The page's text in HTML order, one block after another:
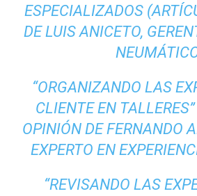
ESPECIALIZADOS
DE LUIS ANICETO,
“ORGANIZANDO LAS
CLIENTE EN
OPINIÓN DE FERNANDO
EXPERTO EN
“REVISANDO LAS